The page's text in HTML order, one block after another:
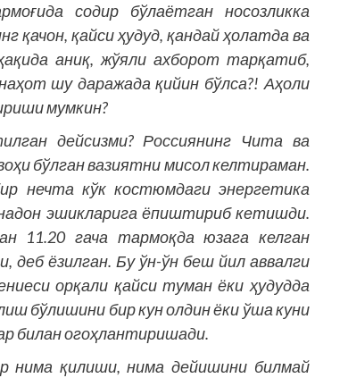
содир бўлаётган носозликка
қачон, қайси ҳудуд, қандай ҳолатда ва
аниқ, жўяли ахборот тарқатиб,
шу даражада қийин бўлса?! Аҳоли
мумкин?
дейсизми? Россиянинг Чита ва
бўлган вазиятни мисол келтираман.
нечта кўк костюмдаги энергетика
эшикларига ёпиштириб кетишди.
11.20 гача тармоқда юзага келган
деб ёзилган. Бу ўн-ўн беш йил аввалги
орқали қайси туман ёки ҳудудда
бўлишини бир кун олдин ёки ўша куни
билан огоҳлантиришади.
нима қилиши, нима дейишини билмай